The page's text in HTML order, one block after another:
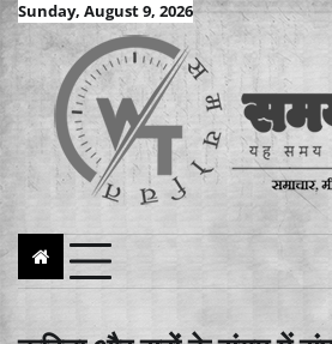
Skip
to
content
Sunday, August 9, 2026